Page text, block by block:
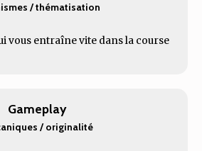
/ thématisation
vous entraîne vite dans la course
Gameplay
/ originalité